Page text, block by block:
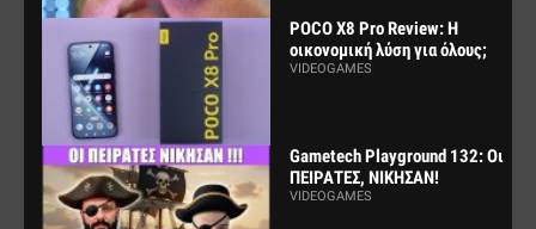
POCO X8 Pro Review: Η
οικονομική λύση για όλους;
VIDEOGAMES
Gametech Playground 132: Οι
ΠΕΙΡΑΤΕΣ, ΝΙΚΗΣΑΝ!
VIDEOGAMES